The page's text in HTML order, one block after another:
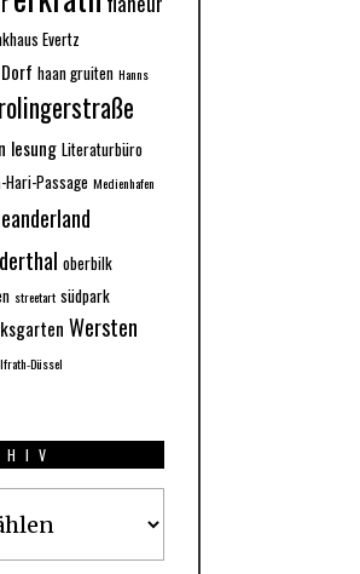
Evertz
haan gruiten Hanns
lesung Literaturbüro
Hari-Passage Medienhafen
oberbilk
streetart südpark
Wersten
Düssel